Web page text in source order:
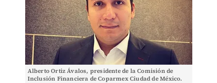
Alberto Ortiz Ávalos, presidente de la Comisión de
Inclusión Financiera de Coparmex Ciudad de México.